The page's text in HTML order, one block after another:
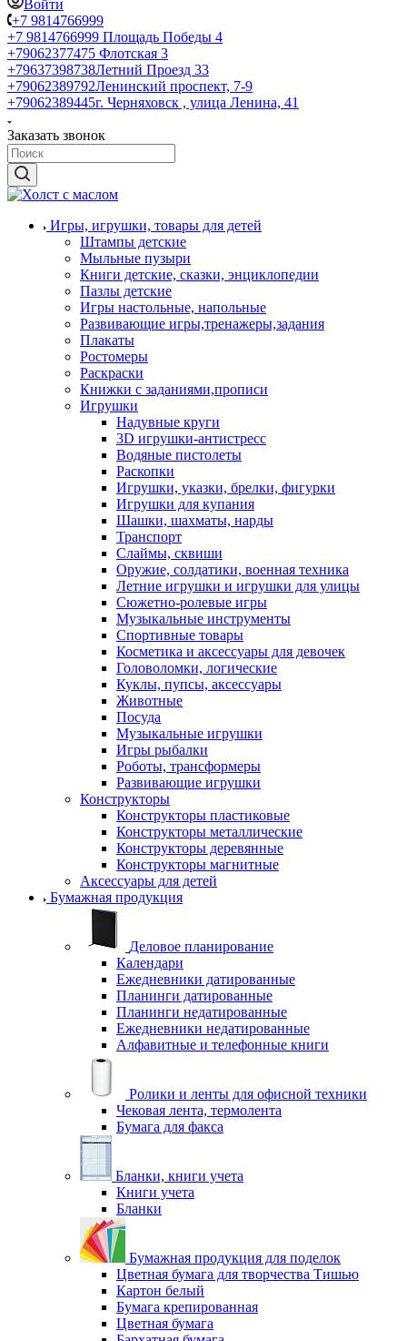
Войти
+7 9814766999
+7 9814766999 Площадь Победы 4
+79062377475 Флотская 3
+79637398738Летний Проезд 33
+79062389792Ленинский проспект, 7-9
+79062389445г. Черняховск , улица Ленина, 41
Заказать звонок
Игры, игрушки, товары для детей
Штампы детские
Мыльные пузыри
Книги детские, сказки, энциклопедии
Пазлы детские
Игры настольные, напольные
Развивающие игры,тренажеры,задания
Плакаты
Ростомеры
Раскраски
Книжки с заданиями,прописи
Игрушки
Надувные круги
3D игрушки-антистресс
Водяные пистолеты
Раскопки
Игрушки, указки, брелки, фигурки
Игрушки для купания
Шашки, шахматы, нарды
Транспорт
Слаймы, сквиши
Оружие, солдатики, военная техника
Летние игрушки и игрушки для улицы
Сюжетно-ролевые игры
Музыкальные инструменты
Спортивные товары
Косметика и аксессуары для девочек
Головоломки, логические
Куклы, пупсы, аксессуары
Животные
Посуда
Музыкальные игрушки
Игры рыбалки
Роботы, трансформеры
Развивающие игрушки
Конструкторы
Конструкторы пластиковые
Конструкторы металлические
Конструкторы деревянные
Конструкторы магнитные
Аксессуары для детей
Бумажная продукция
Деловое планирование
Календари
Ежедневники датированные
Планинги датированные
Планинги недатированные
Ежедневники недатированные
Алфавитные и телефонные книги
Ролики и ленты для офисной техники
Чековая лента, термолента
Бумага для факса
Бланки, книги учета
Книги учета
Бланки
Бумажная продукция для поделок
Цветная бумага для творчества Тишью
Картон белый
Бумага крепированная
Цветная бумага